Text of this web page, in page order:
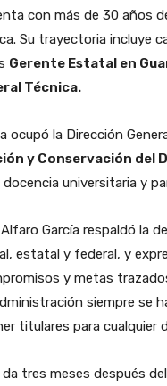
con más de 30 años
Su trayectoria incluye
Gerente Estatal en
Técnica.
ocupó la Dirección
y Conservación del
universitaria y
García respaldó la
estatal y federal, y
y metas
siempre se
titulares para cualquier
tres meses después